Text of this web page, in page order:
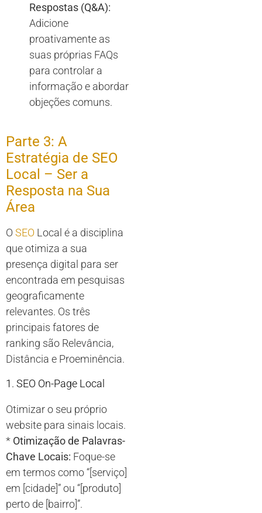
Respostas (Q&A):
Adicione
proativamente as
suas próprias FAQs
para controlar a
informação e abordar
objeções comuns.
Parte 3: A
Estratégia de SEO
Local – Ser a
Resposta na Sua
Área
O SEO Local é a disciplina
que otimiza a sua
presença digital para ser
encontrada em pesquisas
geograficamente
relevantes. Os três
principais fatores de
ranking são Relevância,
Distância e Proeminência.
1. SEO On-Page Local
Otimizar o seu próprio
website para sinais locais.
* Otimização de Palavras-
Chave Locais: Foque-se
em termos como “[serviço]
em [cidade]” ou “[produto]
perto de [bairro]”.